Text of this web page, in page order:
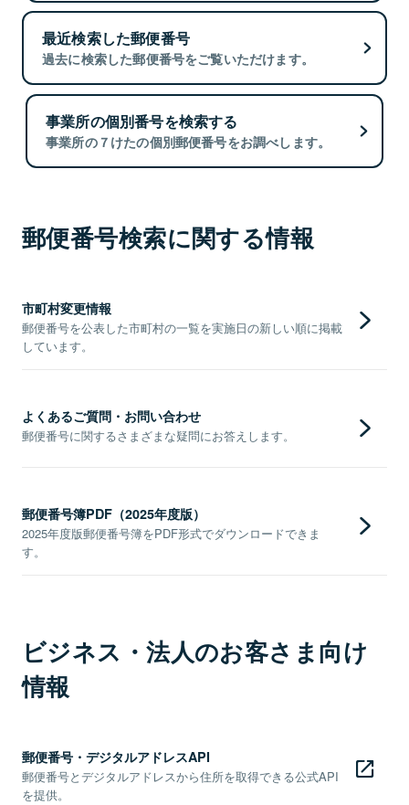
最近検索した郵便番号
過去に検索した郵便番号をご覧いただけます。
事業所の個別番号を検索する
事業所の７けたの個別郵便番号をお調べします。
郵便番号検索に関する情報
市町村変更情報
郵便番号を公表した市町村の一覧を実施日の新しい順に掲載
しています。
よくあるご質問・お問い合わせ
郵便番号に関するさまざまな疑問にお答えします。
郵便番号簿PDF（2025年度版）
2025年度版郵便番号簿をPDF形式でダウンロードできま
す。
ビジネス・法人のお客さま向け
情報
郵便番号・デジタルアドレスAPI
郵便番号とデジタルアドレスから住所を取得できる公式API
を提供。